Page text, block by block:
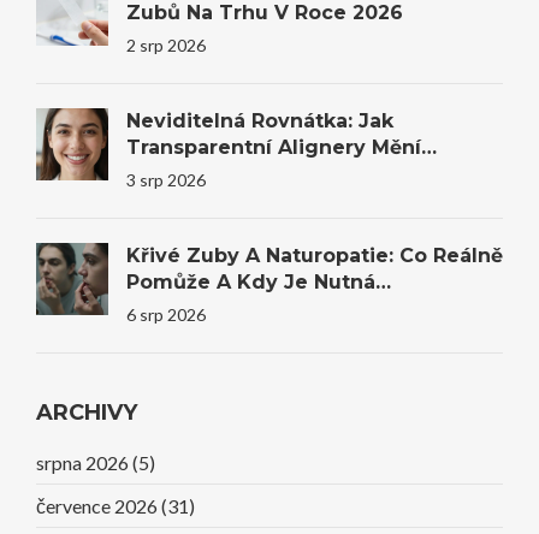
Zubů Na Trhu V Roce 2026
2 srp 2026
Neviditelná Rovnátka: Jak
Transparentní Alignery Mění
Úsměvy I Sebevědomí
3 srp 2026
Křivé Zuby A Naturopatie: Co Reálně
Pomůže A Kdy Je Nutná
Stomatologie
6 srp 2026
ARCHIVY
srpna 2026 (5)
července 2026 (31)